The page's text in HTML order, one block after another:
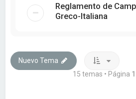
Reglamento de
Greco-Italiana
Nuevo Tema
15 temas • Página 1